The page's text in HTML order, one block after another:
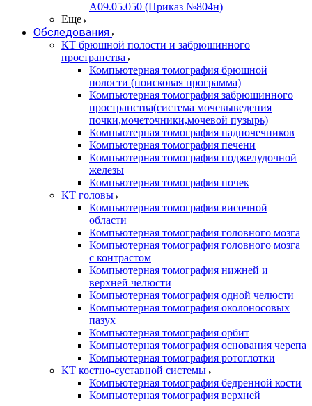
A09.05.050 (Приказ №804н)
Еще
Обследования
КТ брюшной полости и забрюшинного
пространства
Компьютерная томография брюшной
полости (поисковая программа)
Компьютерная томография забрюшинного
пространства(система мочевыведения
почки,мочеточники,мочевой пузырь)
Компьютерная томография надпочечников
Компьютерная томография печени
Компьютерная томография поджелудочной
железы
Компьютерная томография почек
КТ головы
Компьютерная томография височной
области
Компьютерная томография головного мозга
Компьютерная томография головного мозга
с контрастом
Компьютерная томография нижней и
верхней челюсти
Компьютерная томография одной челюсти
Компьютерная томография околоносовых
пазух
Компьютерная томография орбит
Компьютерная томография основания черепа
Компьютерная томография ротоглотки
КТ костно-суставной системы
Компьютерная томография бедренной кости
Компьютерная томография верхней